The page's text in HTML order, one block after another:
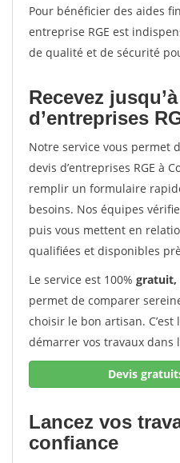
Pour bénéficier des aides
entreprise RGE est
de qualité et de sécurité
Recevez
d’entreprises
Notre service vous permet
devis d’entreprises RGE à
remplir un formulaire
besoins. Nos équipes
puis vous mettent en
qualifiées et disponibles
Le service est 100% gratuit,
permet de comparer
choisir le bon artisan.
démarrer vos travaux dans
Devis
Lancez vos
confiance